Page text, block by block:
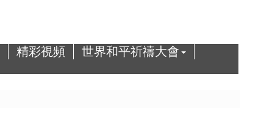
精彩視頻
世界和平祈禱大會